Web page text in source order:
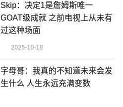
Skip：决定1是詹姆斯唯一
GOAT级成就 之前电视上从未有
过这种场面
2025-10-18
字母哥：我真的不知道未来会发
生什么 人生永远充满变数